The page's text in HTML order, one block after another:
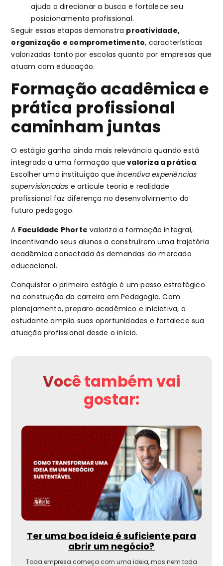
ajuda a direcionar a busca e fortalece seu
posicionamento profissional.
Seguir essas etapas demonstra proatividade,
organização e comprometimento, características
valorizadas tanto por escolas quanto por empresas que
atuam com educação.
Formação acadêmica e
prática profissional
caminham juntas
O estágio ganha ainda mais relevância quando está
integrado a uma formação que valoriza a prática.
Escolher uma instituição queincentiva experiências
supervisionadas e articule teoria e realidade
profissional faz diferença no desenvolvimento do
futuro pedagogo.
A Faculdade Phorte valoriza a formação integral,
incentivando seus alunos a construírem uma trajetória
acadêmica conectada às demandas do mercado
educacional.
Conquistar o primeiro estágio é um passo estratégico
na construção da carreira em Pedagogia. Com
planejamento, preparo acadêmico e iniciativa, o
estudante amplia suas oportunidades e fortalece sua
atuação profissional desde o início.
Você também vai
gostar:
Ter uma boa ideia é suficiente para
abrir um negócio?
Toda empresa começa com uma ideia, mas nem toda